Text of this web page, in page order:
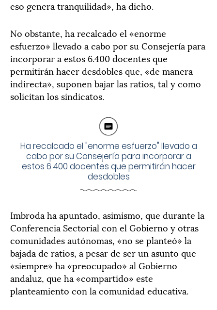
eso genera tranquilidad», ha dicho.
No obstante, ha recalcado el «enorme
esfuerzo» llevado a cabo por su Consejería para
incorporar a estos 6.400 docentes que
permitirán hacer desdobles que, «de manera
indirecta», suponen bajar las ratios, tal y como
solicitan los sindicatos.
Ha recalcado el "enorme esfuerzo" llevado a
cabo por su Consejería para incorporar a
estos 6.400 docentes que permitirán hacer
desdobles
Imbroda ha apuntado, asimismo, que durante la
Conferencia Sectorial con el Gobierno y otras
comunidades autónomas, «no se planteó» la
bajada de ratios, a pesar de ser un asunto que
«siempre» ha «preocupado» al Gobierno
andaluz, que ha «compartido» este
planteamiento con la comunidad educativa.